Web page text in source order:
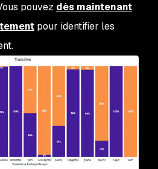
pouvez dès maintenant
pour identifier les